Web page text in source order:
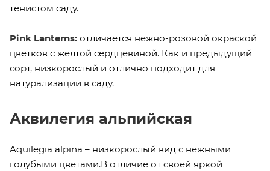
тенистом саду.
Pink Lanterns: отличается нежно-розовой окраской
цветков с желтой сердцевиной. Как и предыдущий
сорт, низкорослый и отлично подходит для
натурализации в саду.
Аквилегия альпийская
Aquilegia alpina – низкорослый вид с нежными
голубыми цветами.В отличие от своей яркой